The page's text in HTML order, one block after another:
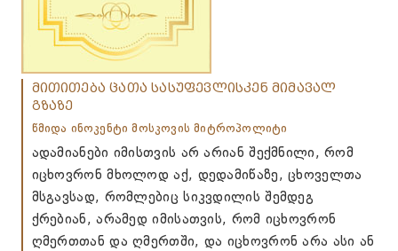
მითითება ცათა სასუფევლისკენ მიმავალ
გზაზე
წმიდა ინოკენტი მოსკოვის მიტროპოლიტი
ადამიანები იმისთვის არ არიან შექმნილი, რომ
იცხოვრონ მხოლოდ აქ, დედამიწაზე, ცხოველთა
მსგავსად, რომლებიც სიკვდილის შემდეგ
ქრებიან, არამედ იმისათვის, რომ იცხოვრონ
ღმერთთან და ღმერთში, და იცხოვრონ არა ასი ან